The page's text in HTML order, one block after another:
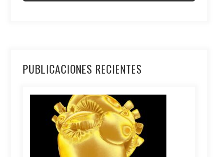
PUBLICACIONES RECIENTES